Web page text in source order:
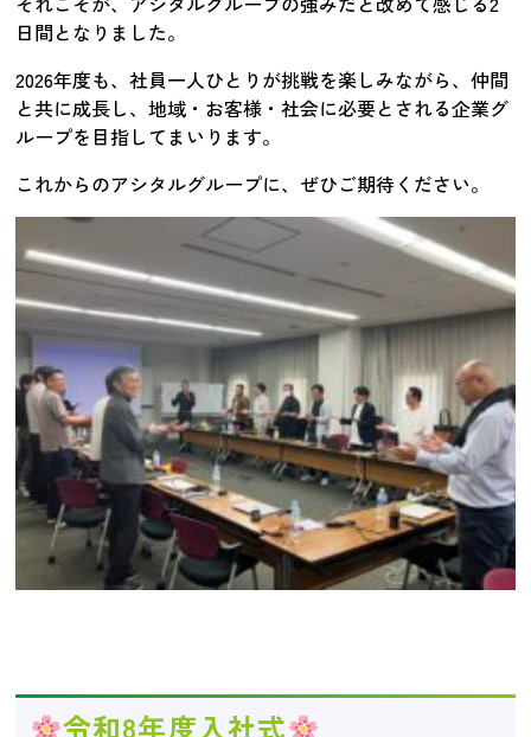
日間となりました。
2026年度も、社員一人ひとりが挑戦を楽しみながら、仲間
と共に成長し、地域・お客様・社会に必要とされる企業グ
ループを目指してまいります。
これからのアシタルグループに、ぜひご期待ください。
令和8年度入社式